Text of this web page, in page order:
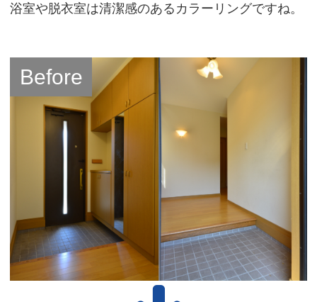
浴室や脱衣室は清潔感のあるカラーリングですね。